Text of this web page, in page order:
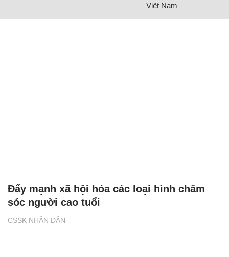
Việt Nam
CSSK NHÂN DÂN
Đẩy mạnh xã hội hóa các loại hình chăm
sóc người cao tuổi